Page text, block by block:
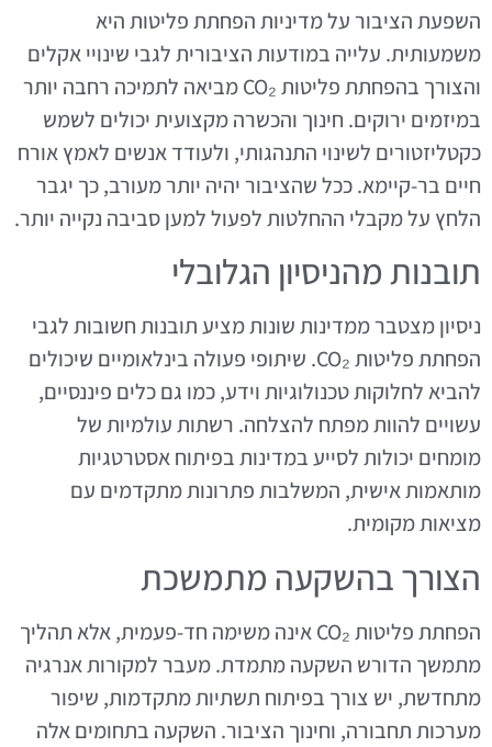
השפעת הציבור על מדיניות הפחתת פליטות היא
משמעותית. עלייה במודעות הציבורית לגבי שינויי אקלים
והצורך בהפחתת פליטות CO₂ מביאה לתמיכה רחבה יותר
במיזמים ירוקים. חינוך והכשרה מקצועית יכולים לשמש
כקטליזטורים לשינוי התנהגותי, ולעודד אנשים לאמץ אורח
חיים בר-קיימא. ככל שהציבור יהיה יותר מעורב, כך יגבר
הלחץ על מקבלי ההחלטות לפעול למען סביבה נקייה יותר.
תובנות מהניסיון הגלובלי
ניסיון מצטבר ממדינות שונות מציע תובנות חשובות לגבי
הפחתת פליטות CO₂. שיתופי פעולה בינלאומיים שיכולים
להביא לחלוקות טכנולוגיות וידע, כמו גם כלים פיננסיים,
עשויים להוות מפתח להצלחה. רשתות עולמיות של
מומחים יכולות לסייע במדינות בפיתוח אסטרטגיות
מותאמות אישית, המשלבות פתרונות מתקדמים עם
מציאות מקומית.
הצורך בהשקעה מתמשכת
הפחתת פליטות CO₂ אינה משימה חד-פעמית, אלא תהליך
מתמשך הדורש השקעה מתמדת. מעבר למקורות אנרגיה
מתחדשת, יש צורך בפיתוח תשתיות מתקדמות, שיפור
מערכות תחבורה, וחינוך הציבור. השקעה בתחומים אלה